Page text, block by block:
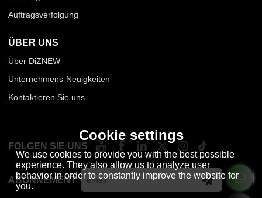
Auftragsverfolgung
ÜBER UNS
Über DiZNEW
Unternehmens-Neuigkeiten
Kontaktieren Sie uns
FOLGEN SIE UNS
ABONNEMENT
Cookie settings
We use cookies to provide you with the best possible
experience. They also allow us to analyze user
behavior in order to constantly improve the website for
you.